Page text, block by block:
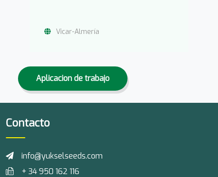
Vicar-Almería
Aplicacion de trabajo
Contacto
info@yukselseeds.com
+ 34 950 162 116